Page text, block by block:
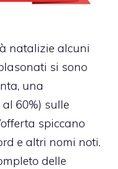
natalizie alcuni
si sono
, una
60%) sulle
spiccano
e altri nomi noti.
delle